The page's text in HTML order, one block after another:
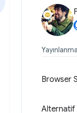
Browser
Alternatif